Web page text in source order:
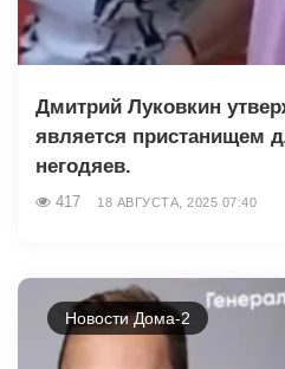
Дмитрий Луковкин
является пристанищем
негодяев.
417 18 АВГУСТА, 2025 07:40
Новости Дома-2